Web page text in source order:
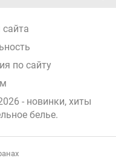
по сайту
- новинки, хиты
белье.